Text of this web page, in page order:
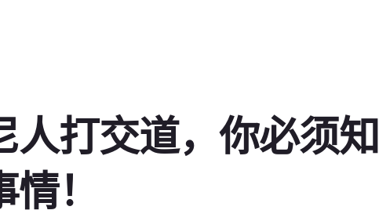
人打交道，你必须知
！